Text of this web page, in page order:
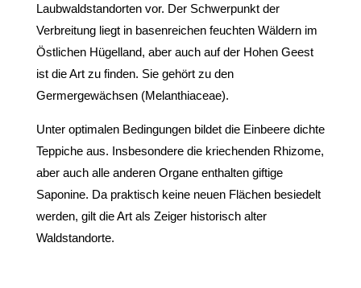
Laubwaldstandorten vor. Der Schwerpunkt der
Verbreitung liegt in basenreichen feuchten Wäldern im
Östlichen Hügelland, aber auch auf der Hohen Geest
ist die Art zu finden. Sie gehört zu den
Germergewächsen (Melanthiaceae).
Unter optimalen Bedingungen bildet die Einbeere dichte
Teppiche aus. Insbesondere die kriechenden Rhizome,
aber auch alle anderen Organe enthalten giftige
Saponine. Da praktisch keine neuen Flächen besiedelt
werden, gilt die Art als Zeiger historisch alter
Waldstandorte.